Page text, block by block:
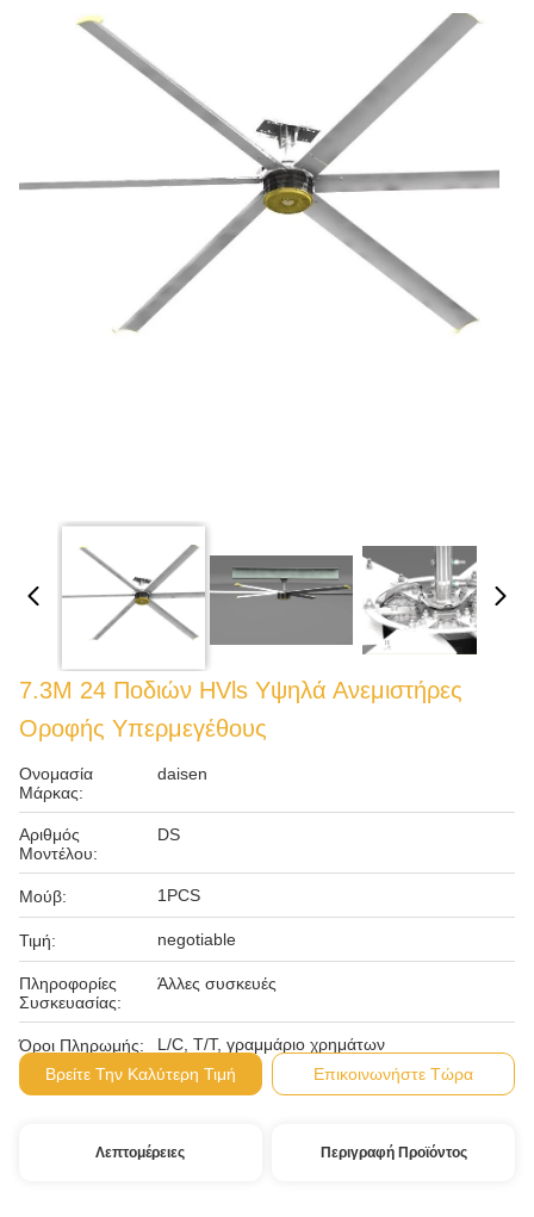
7.3M 24 Ποδιών HVls Υψηλά Ανεμιστήρες
Οροφής Υπερμεγέθους
Ονομασία
Μάρκας:
daisen
Αριθμός
Μοντέλου:
DS
Μούβ: 1PCS
Τιμή: negotiable
Πληροφορίες
Συσκευασίας:
Άλλες συσκευές
Όροι Πληρωμής:
L/C, T/T, γραμμάριο χρημάτων
Βρείτε Την Καλύτερη Τιμή
Επικοινωνήστε Τώρα
Λεπτομέρειες Περιγραφή Προϊόντος